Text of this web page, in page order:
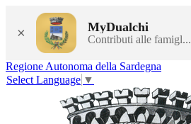
× MyDualchi
Contributi alle famigl...
Regione Autonoma della Sardegna
Select Language ▼